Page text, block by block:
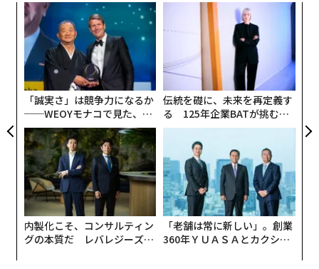
「誠実さ」は競争力になるか
──WEOYモナコで見た、く
ら寿司の経営哲学
伝統を礎に、未来を再定義す
る 125年企業BATが挑むス
モークレスな未来
内製化こそ、コンサルティン
グの本質だ レバレジーズが
「老舗は常に新しい」。創業
360年ＹＵＡＳＡとカクシン